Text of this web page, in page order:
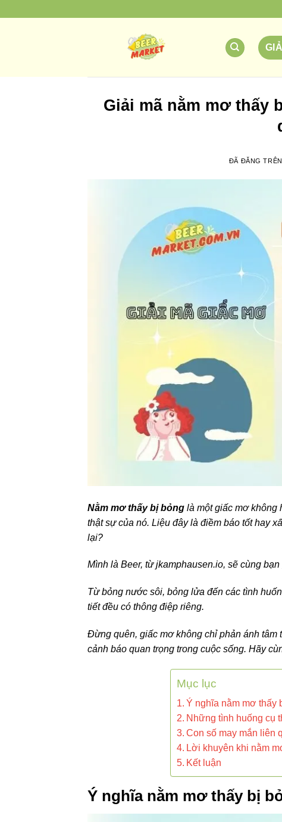
Giải mã nằm mơ thấy
ĐÃ ĐĂNG
Nằm mơ thấy bị bỏng là một giấc mơ không
thật sự của nó. Liệu đây là điềm báo tốt hay
lại?
Mình là Beer, từ jkamphausen.io, sẽ cùng
Từ bỏng nước sôi, bỏng lửa đến các tình
tiết đều có thông điệp riêng.
Đừng quên, giấc mơ không chỉ phản ánh tâm
cảnh báo quan trọng trong cuộc sống. Hãy
Mục lục
Ý nghĩa nằm mơ thấy
Những tình huống cụ
Con số may mắn liên
Lời khuyên khi nằm
Kết luận
Ý nghĩa nằm mơ thấy bị